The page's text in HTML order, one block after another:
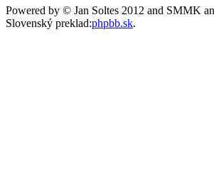
Powered by © Jan Soltes 2012 and SMMK
Slovenský preklad:phpbb.sk.